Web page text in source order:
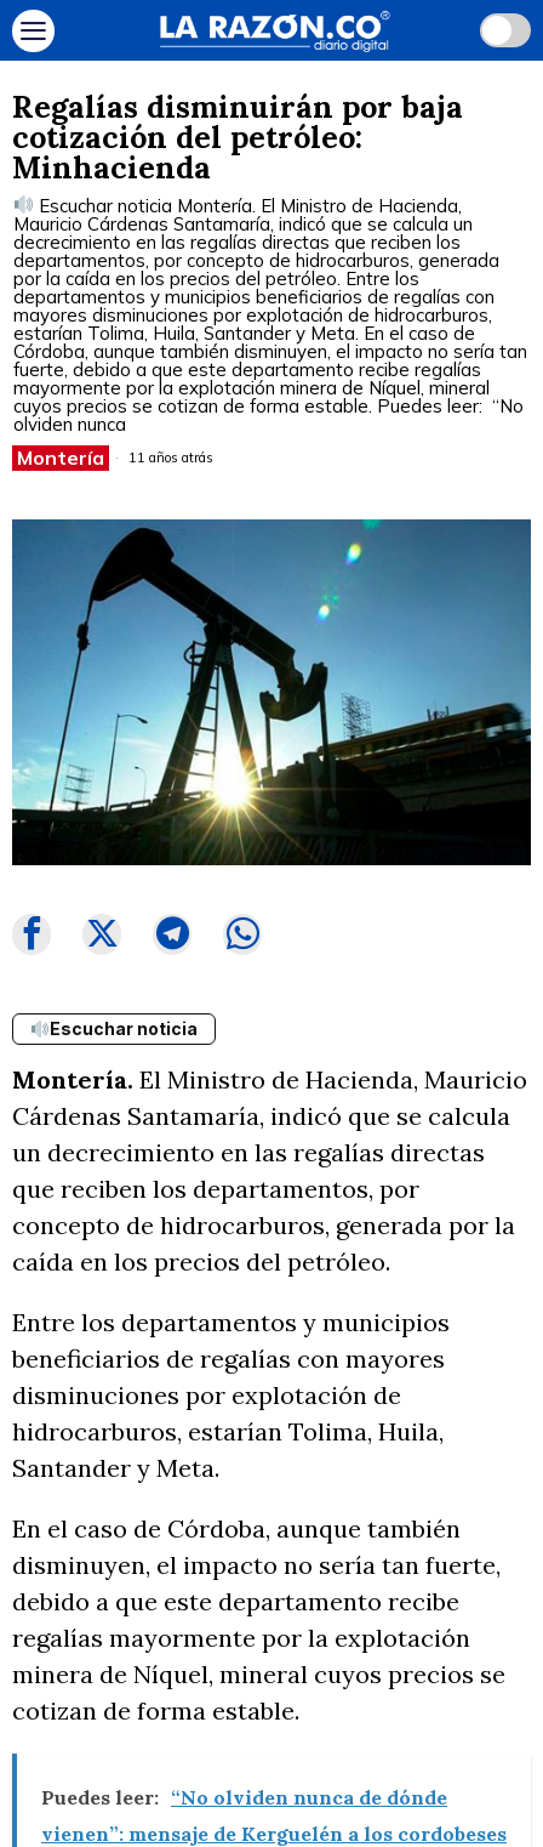
Regalías disminuirán por baja
cotización del petróleo:
Minhacienda
Escuchar noticia Montería. El Ministro de Hacienda,
Mauricio Cárdenas Santamaría, indicó que se calcula un
decrecimiento en las regalías directas que reciben los
departamentos, por concepto de hidrocarburos, generada
por la caída en los precios del petróleo. Entre los
departamentos y municipios beneficiarios de regalías con
mayores disminuciones por explotación de hidrocarburos,
estarían Tolima, Huila, Santander y Meta. En el caso de
Córdoba, aunque también disminuyen, el impacto no sería tan
fuerte, debido a que este departamento recibe regalías
mayormente por la explotación minera de Níquel, mineral
cuyos precios se cotizan de forma estable. Puedes leer: “No
olviden nunca
Montería 11 años atrás
Escuchar noticia
Montería. El Ministro de Hacienda, Mauricio
Cárdenas Santamaría, indicó que se calcula
un decrecimiento en las regalías directas
que reciben los departamentos, por
concepto de hidrocarburos, generada por la
caída en los precios del petróleo.
Entre los departamentos y municipios
beneficiarios de regalías con mayores
disminuciones por explotación de
hidrocarburos, estarían Tolima, Huila,
Santander y Meta.
En el caso de Córdoba, aunque también
disminuyen, el impacto no sería tan fuerte,
debido a que este departamento recibe
regalías mayormente por la explotación
minera de Níquel, mineral cuyos precios se
cotizan de forma estable.
Puedes leer: “No olviden nunca de dónde
vienen”: mensaje de Kerguelén a los cordobeses